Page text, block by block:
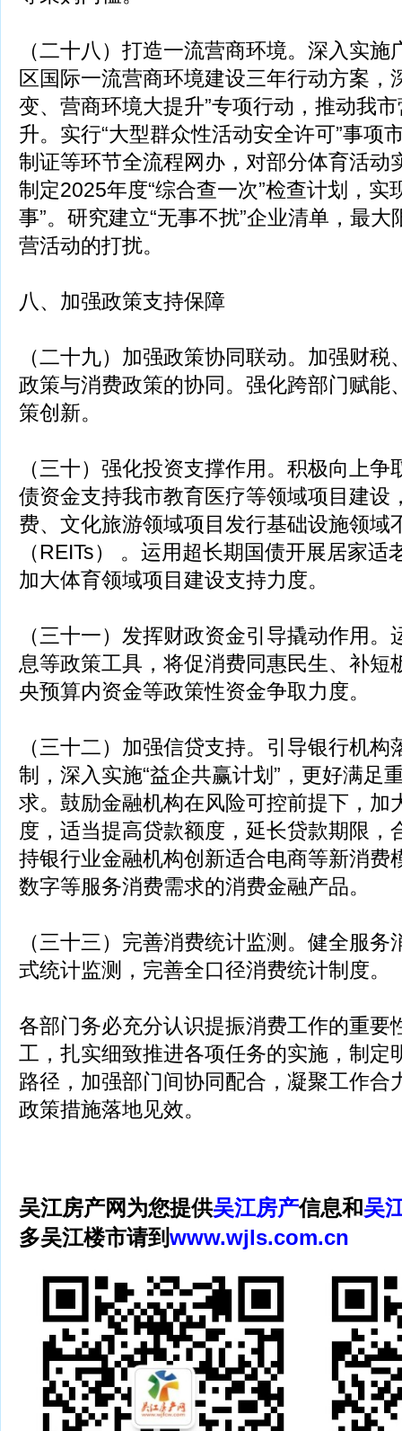
（二十八）打造一流营商环境。深入实
区国际一流营商环境建设三年行动方案，
变、营商环境大提升”专项行动，推动我
升。实行“大型群众性活动安全许可”事项
制证等环节全流程网办，对部分体育活动
制定2025年度“综合查一次”检查计划，实
事”。研究建立“无事不扰”企业清单，最
营活动的打扰。
八、加强政策支持保障
（二十九）加强政策协同联动。加强财
政策与消费政策的协同。强化跨部门赋能
策创新。
（三十）强化投资支撑作用。积极向上争
债资金支持我市教育医疗等领域项目建设
费、文化旅游领域项目发行基础设施领域
（REITs） 。运用超长期国债开展居家适
加大体育领域项目建设支持力度。
（三十一）发挥财政资金引导撬动作用
息等政策工具，将促消费同惠民生、补短
央预算内资金等政策性资金争取力度。
（三十二）加强信贷支持。引导银行机
制，深入实施“益企共赢计划”，更好满足
求。鼓励金融机构在风险可控前提下，加
度，适当提高贷款额度，延长贷款期限，
持银行业金融机构创新适合电商等新消费
数字等服务消费需求的消费金融产品。
（三十三）完善消费统计监测。健全服
式统计监测，完善全口径消费统计制度。
各部门务必充分认识提振消费工作的重要
工，扎实细致推进各项任务的实施，制定
路径，加强部门间协同配合，凝聚工作合
政策措施落地见效。
吴江房产网为您提供吴江房产信息和吴
多吴江楼市请到www.wjls.com.cn